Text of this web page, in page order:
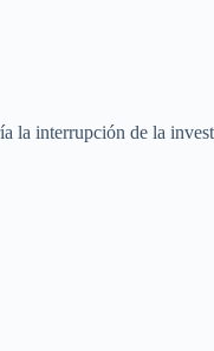
la interrupción de la